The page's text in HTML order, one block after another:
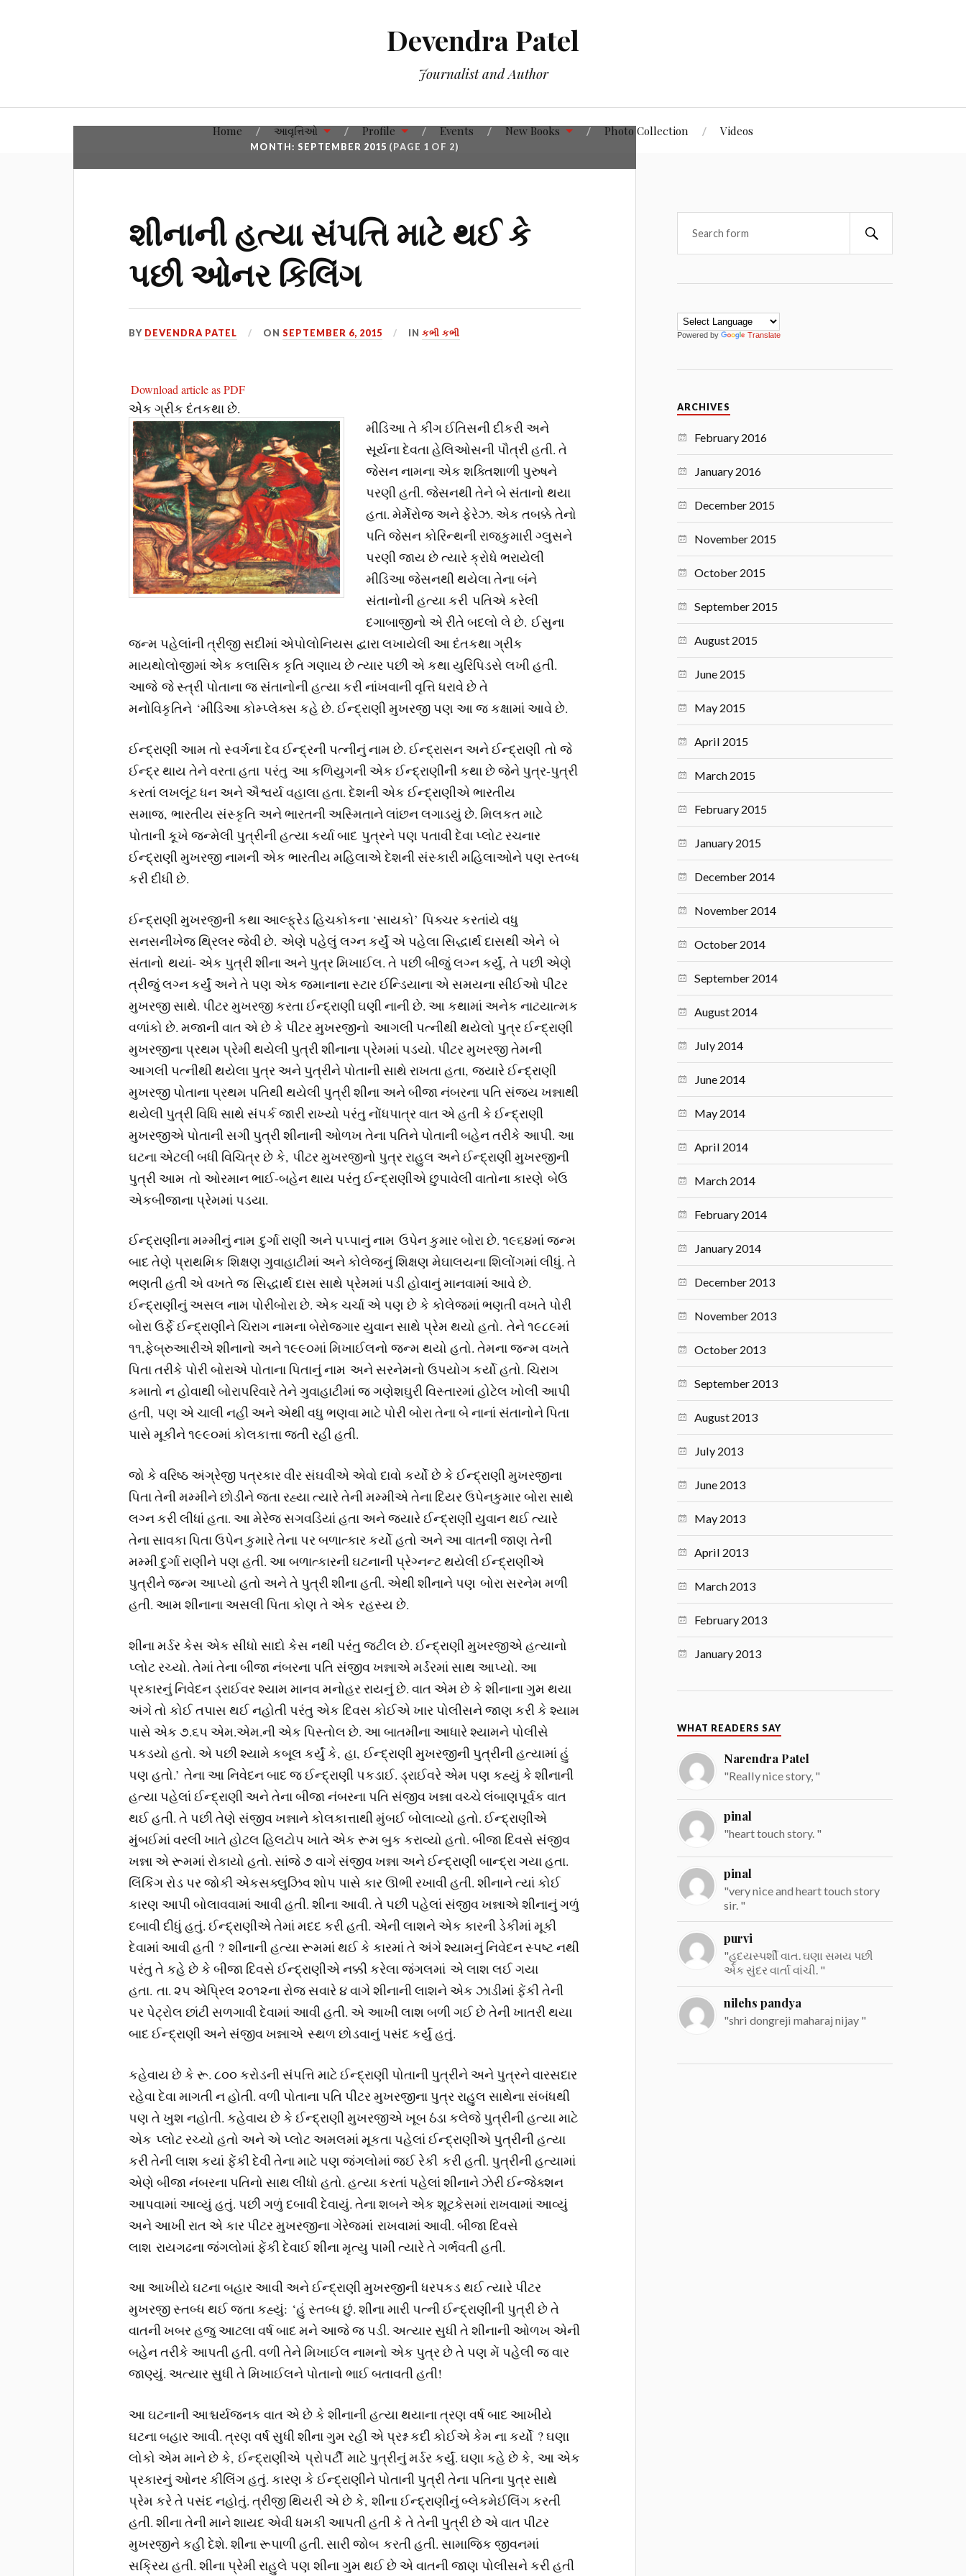
Devendra Patel
Journalist and Author
Home આવૃત્તિઓ Profile Events New Books Photo Collection Videos
MONTH: SEPTEMBER 2015 (PAGE 1 OF 2)
શીનાની હત્યા સંપત્તિ માટે થઈ કે
પછી ઓનર કિલિંગ
BY DEVENDRA PATEL ONSEPTEMBER 6, 2015 INકભી કભી
Download article as PDF
એેક ગ્રીક દંતકથા છે.
મીડિઆ તે કીંગ ઈતિસની દીકરી અને
સૂર્યના દેવતા હેલિઓસની પૌત્રી હતી. તે
જેસન નામના એક શક્તિશાળી પુરુષને
પરણી હતી. જેસનથી તેને બે સંતાનો થયા
હતા. મેર્મેરોજ અને ફેરેઝ. એક તબક્કે તેનો
પતિ જેસન કોરિન્થની રાજકુમારી ગ્લુસને
પરણી જાય છે ત્યારે ક્રોધે ભરાયેલી
મીડિઆ જેસનથી થયેલા તેના બંને
સંતાનોની હત્યા કરી પતિએ કરેલી
દગાબાજીનો એ રીતે બદલો લે છે. ઈસુના
જન્મ પહેલાંની ત્રીજી સદીમાં એપોલોનિયસ દ્વારા લખાયેલી આ દંતકથા ગ્રીક
માયથોલોજીમાં એેક કલાસિક કૃતિ ગણાય છે ત્યાર પછી એ કથા યુરિપિડસે લખી હતી.
આજે જે સ્ત્રી પોતાના જ સંતાનોની હત્યા કરી નાંખવાની વૃત્તિ ધરાવે છે તે
મનોવિકૃતિને ‘મીડિઆ કોમ્પ્લેક્સ કહે છે. ઈન્દ્રાણી મુખરજી પણ આ જ કક્ષામાં આવે છે.
ઈન્દ્રાણી આમ તો સ્વર્ગના દેવ ઈન્દ્રની પત્નીનું નામ છે. ઈન્દ્રાસન અને ઈન્દ્રાણી તો જે
ઈન્દ્ર થાય તેને વરતા હતા પરંતુ આ કળિયુગની એક ઈન્દ્રાણીની કથા છે જેને પુત્ર-પુત્રી
કરતાં લખલૂંટ ધન અને ઐશ્વર્ય વહાલા હતા. દેશની એક ઈન્દ્રાણીએ ભારતીય
સમાજ, ભારતીય સંસ્કૃતિ અને ભારતની અસ્મિતાને લાંછન લગાડયું છે. મિલકત માટે
પોતાની કૂખે જન્મેલી પુત્રીની હત્યા કર્યા બાદ પુત્રને પણ પતાવી દેવા પ્લોટ રચનાર
ઈન્દ્રાણી મુખરજી નામની એક ભારતીય મહિલાએ દેશની સંસ્કારી મહિલાઓને પણ સ્તબ્ધ
કરી દીધી છે.
ઈન્દ્રાણી મુખરજીની કથા આલ્ફ્રેેડ હિચકોકના ‘સાયકો’ પિક્ચર કરતાંયે વધુ
સનસનીખેજ થ્રિલર જેવી છે. એણે પહેલું લગ્ન કર્યું એ પહેલા સિદ્ધાર્થ દાસથી એને બે
સંતાનો થયાં- એક પુત્રી શીના અને પુત્ર મિખાઈલ. તે પછી બીજું લગ્ન કર્યું, તે પછી એણે
ત્રીજું લગ્ન કર્યું અને તે પણ એક જમાનાના સ્ટાર ઈન્ડિયાના એ સમયના સીઈઓ પીટર
મુખરજી સાથે. પીટર મુખરજી કરતા ઈન્દ્રાણી ઘણી નાની છે. આ કથામાં અનેક નાટયાત્મક
વળાંકો છે. મજાની વાત એ છે કે પીટર મુખરજીનો આગલી પત્નીથી થયેલો પુત્ર ઈન્દ્રાણી
મુખરજીના પ્રથમ પ્રેમી થયેલી પુત્રી શીનાના પ્રેમમાં પડયો. પીટર મુખરજી તેમની
આગલી પત્નીથી થયેલા પુત્ર અને પુત્રીને પોતાની સાથે રાખતા હતા, જ્યારે ઈન્દ્રાણી
મુખરજી પોતાના પ્રથમ પતિથી થયેલી પુત્રી શીના અને બીજા નંબરના પતિ સંજય ખન્નાથી
થયેલી પુત્રી વિધિ સાથે સંપર્ક જારી રાખ્યો પરંતુ નોંધપાત્ર વાત એ હતી કે ઈન્દ્રાણી
મુખરજીએ પોતાની સગી પુત્રી શીનાની ઓળખ તેના પતિને પોતાની બહેન તરીકે આપી. આ
ઘટના એટલી બધી વિચિત્ર છે કે, પીટર મુખરજીનો પુત્ર રાહુલ અને ઈન્દ્રાણી મુખરજીની
પુત્રી આમ તો ઓરમાન ભાઈ-બહેન થાય પરંતુ ઈન્દ્રાણીએ છુપાવેલી વાતોના કારણે બેઉ
એકબીજાના પ્રેમમાં પડયા.
ઈન્દ્રાણીના મમ્મીનું નામ દુર્ગા રાણી અને પપ્પાનું નામ ઉપેન કુમાર બોરા છે. ૧૯૬૪માં જન્મ
બાદ તેણે પ્રાથમિક શિક્ષણ ગુવાહાટીમાં અને કોલેજનું શિક્ષણ મેઘાલયના શિલોંગમાં લીધું. તે
ભણતી હતી એ વખતે જ સિદ્ધાર્થ દાસ સાથે પ્રેમમાં પડી હોવાનું માનવામાં આવે છે.
ઈન્દ્રાણીનું અસલ નામ પોરીબોરા છે. એક ચર્ચા એ પણ છે કે કોલેજમાં ભણતી વખતે પોરી
બોરા ઉર્ફે ઈન્દ્રાણીને ચિરાગ નામના બેરોજગાર યુવાન સાથે પ્રેમ થયો હતો. તેને ૧૯૮૯માં
૧૧,ફેબ્રુઆરીએ શીનાનો અને ૧૯૯૦માં મિખાઈલનો જન્મ થયો હતો. તેમના જન્મ વખતે
પિતા તરીકે પોરી બોરાએ પોતાના પિતાનું નામ અને સરનેમનો ઉપયોગ કર્યો હતો. ચિરાગ
કમાતો ન હોવાથી બોરાપરિવારે તેને ગુવાહાટીમાં જ ગણેશઘુરી વિસ્તારમાં હોટેલ ખોલી આપી
હતી, પણ એ ચાલી નહીં અને એથી વધુ ભણવા માટે પોરી બોરા તેના બે નાનાં સંતાનોને પિતા
પાસે મૂકીને ૧૯૯૦માં કોલકાત્તા જતી રહી હતી.
જો કે વરિષ્ઠ અંગ્રેજી પત્રકાર વીર સંઘવીએ એવો દાવો કર્યો છે કે ઈન્દ્રાણી મુખરજીના
પિતા તેની મમ્મીને છોડીને જતા રહ્યા ત્યારે તેની મમ્મીએ તેના દિયર ઉપેનકુમાર બોરા સાથે
લગ્ન કરી લીધાં હતા. આ મેરેજ સગવડિયાં હતા અને જ્યારે ઈન્દ્રાણી યુવાન થઈ ત્યારે
તેના સાવકા પિતા ઉપેન કુમારે તેના પર બળાત્કાર કર્યો હતો અને આ વાતની જાણ તેની
મમ્મી દુર્ગા રાણીને પણ હતી. આ બળાત્કારની ઘટનાની પ્રેગ્નન્ટ થયેલી ઈન્દ્રાણીએ
પુત્રીને જન્મ આપ્યો હતો અને તે પુત્રી શીના હતી. એથી શીનાને પણ બોરા સરનેમ મળી
હતી. આમ શીનાના અસલી પિતા કોણ તે એક રહસ્ય છે.
શીના મર્ડર કેસ એક સીધો સાદો કેસ નથી પરંતુ જટીલ છે. ઈન્દ્રાણી મુખરજીએ હત્યાનો
પ્લોટ રચ્યો. તેમાં તેના બીજા નંબરના પતિ સંજીવ ખન્નાએ મર્ડરમાં સાથ આપ્યો. આ
પ્રકારનું નિવેદન ડ્રાઈવર શ્યામ માનવ મનોહર રાયનું છે. વાત એમ છે કે શીનાના ગુમ થયા
અંગે તો કોઈ તપાસ થઈ નહોતી પરંતુ એક દિવસ કોઈએ ખાર પોલીસને જાણ કરી કે શ્યામ
પાસે એક ૭.૬૫ એમ.એમ.ની એક પિસ્તોલ છે. આ બાતમીના આધારે શ્યામને પોલીસે
પકડયો હતો. એ પછી શ્યામે કબૂલ કર્યું કે, હા, ઈન્દ્રાણી મુખરજીની પુત્રીની હત્યામાં હું
પણ હતો.’ તેના આ નિવેદન બાદ જ ઈન્દ્રાણી પકડાઈ. ડ્રાઈવરે એમ પણ કહ્યું કે શીનાની
હત્યા પહેલાં ઈન્દ્રાણી અને તેના બીજા નંબરના પતિ સંજીવ ખન્ના વચ્ચે લંબાણપૂર્વક વાત
થઈ હતી. તે પછી તેણે સંજીવ ખન્નાને કોલકાત્તાથી મુંબઈ બોલાવ્યો હતો. ઈન્દ્રાણીએ
મુંબઈમાં વરલી ખાતે હોટલ હિલટોપ ખાતે એક રૂમ બુક કરાવ્યો હતો. બીજા દિવસે સંજીવ
ખન્ના એ રૂમમાં રોકાયો હતો. સાંજે ૭ વાગે સંજીવ ખન્ના અને ઈન્દ્રાણી બાન્દ્રા ગયા હતા.
લિંકિંગ રોડ પર જોકી એકસક્લુઝિવ શોપ પાસે કાર ઊભી રખાવી હતી. શીનાને ત્યાં કોઈ
કારણ આપી બોલાવવામાં આવી હતી. શીના આવી. તે પછી પહેલાં સંજીવ ખન્નાએ શીનાનું ગળું
દબાવી દીધું હતું. ઈન્દ્રાણીએ તેમાં મદદ કરી હતી. એની લાશને એક કારની ડેકીમાં મૂકી
દેવામાં આવી હતી ? શીનાની હત્યા રૂમમાં થઈ કે કારમાં તે અંગે શ્યામનું નિવેદન સ્પષ્ટ નથી
પરંતુ તે કહે છે કે બીજા દિવસે ઈન્દ્રાણીએ નક્કી કરેલા જંગલમાં એ લાશ લઈ ગયા
હતા. તા. ૨૫ એપ્રિલ ૨૦૧૨ના રોજ સવારે ૪ વાગે શીનાની લાશને એક ઝાડીમાં ફેંકી તેની
પર પેટ્રોલ છાંટી સળગાવી દેવામાં આવી હતી. એ આખી લાશ બળી ગઈ છે તેની ખાતરી થયા
બાદ ઈન્દ્રાણી અને સંજીવ ખન્નાએ સ્થળ છોડવાનું પસંદ કર્યું હતું.
કહેવાય છે કે રૂ. ૮૦૦ કરોડની સંપત્તિ માટે ઈન્દ્રાણી પોતાની પુત્રીને અને પુત્રને વારસદાર
રહેવા દેવા માગતી ન હોતી. વળી પોતાના પતિ પીટર મુખરજીના પુત્ર રાહુલ સાથેના સંબંધથી
પણ તે ખુશ નહોતી. કહેવાય છે કે ઈન્દ્રાણી મુખરજીએ ખૂબ ઠંડા કલેજે પુત્રીની હત્યા માટે
એક પ્લોટ રચ્યો હતો અને એ પ્લોટ અમલમાં મૂકતા પહેલાં ઈન્દ્રાણીએ પુત્રીની હત્યા
કરી તેની લાશ કયાં ફેંકી દેવી તેના માટે પણ જંગલોમાં જઈ રેકી કરી હતી. પુત્રીની હત્યામાં
એણે બીજા નંબરના પતિનો સાથ લીધો હતો. હત્યા કરતાં પહેલાં શીનાને ઝેરી ઈન્જેક્શન
આપવામાં આવ્યું હતું. પછી ગળું દબાવી દેવાયું. તેના શબને એક શૂટકેસમાં રાખવામાં આવ્યું
અને આખી રાત એ કાર પીટર મુખરજીના ગેરેજમાં રાખવામાં આવી. બીજા દિવસે
લાશ રાયગઢના જંગલોમાં ફેંકી દેવાઈ શીના મૃત્યુ પામી ત્યારે તે ગર્ભવતી હતી.
આ આખીયે ઘટના બહાર આવી અને ઈન્દ્રાણી મુખરજીની ધરપકડ થઈ ત્યારે પીટર
મુખરજી સ્તબ્ધ થઈ જતા કહ્યું: ‘હું સ્તબ્ધ છું. શીના મારી પત્ની ઈન્દ્રાણીની પુત્રી છે તે
વાતની ખબર હજુ આટલા વર્ષ બાદ મને આજે જ પડી. અત્યાર સુધી તે શીનાની ઓળખ એની
બહેન તરીકે આપતી હતી. વળી તેને મિખાઈલ નામનો એક પુત્ર છે તે પણ મેં પહેલી જ વાર
જાણ્યું. અત્યાર સુધી તે મિખાઈલને પોતાનો ભાઈ બતાવતી હતી!
આ ઘટનાની આશ્ચર્યજનક વાત એ છે કે શીનાની હત્યા થયાના ત્રણ વર્ષ બાદ આખીયે
ઘટના બહાર આવી. ત્રણ વર્ષ સુધી શીના ગુમ રહી એ પ્રશ્ન કદી કોઈએ કેમ ના કર્યો ? ઘણા
લોકો એમ માને છે કે, ઈન્દ્રાણીએ પ્રોપર્ટી માટે પુત્રીનું મર્ડર કર્યું. ઘણા કહે છે કે, આ એક
પ્રકારનું ઓનર કીલિંગ હતું. કારણ કે ઈન્દ્રાણીને પોતાની પુત્રી તેના પતિના પુત્ર સાથે
પ્રેમ કરે તે પસંદ નહોતું. ત્રીજી થિયરી એ છે કે, શીના ઈન્દ્રાણીનું બ્લેકમેઈલિંગ કરતી
હતી. શીના તેની માને શાયદ એવી ધમકી આપતી હતી કે તે તેની પુત્રી છે એ વાત પીટર
મુખરજીને કહી દેશે. શીના રૂપાળી હતી. સારી જોબ કરતી હતી. સામાજિક જીવનમાં
સક્રિય હતી. શીના પ્રેમી રાહુલે પણ શીના ગુમ થઈ છે એ વાતની જાણ પોલીસને કરી હતી
Powered by Translate
ARCHIVES
February 2016
January 2016
December 2015
November 2015
October 2015
September 2015
August 2015
June 2015
May 2015
April 2015
March 2015
February 2015
January 2015
December 2014
November 2014
October 2014
September 2014
August 2014
July 2014
June 2014
May 2014
April 2014
March 2014
February 2014
January 2014
December 2013
November 2013
October 2013
September 2013
August 2013
July 2013
June 2013
May 2013
April 2013
March 2013
February 2013
January 2013
WHAT READERS SAY
Narendra Patel
"Really nice story, "
pinal
"heart touch story. "
pinal
"very nice and heart touch story
sir. "
purvi
"હૃદયસ્પર્શી વાત. ઘણા સમય પછી
એક સુંદર વાર્તા વાંચી. "
nilehs pandya
"shri dongreji maharaj nijay "